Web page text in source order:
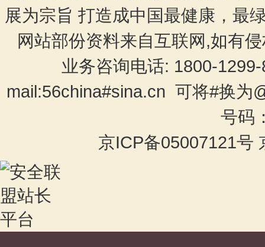
展为宗旨 打造成中国最健康，最
网站部份资料来自互联网,如有
业务咨询电话: 1800-
mail:56china#sina.cn 可将#换
号码
京ICP备05007121号